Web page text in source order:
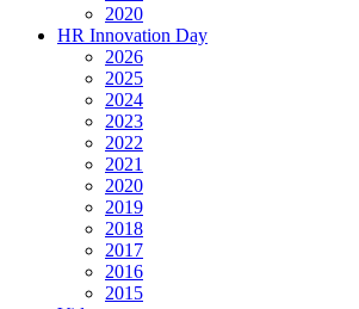
2020
HR Innovation Day
2026
2025
2024
2023
2022
2021
2020
2019
2018
2017
2016
2015